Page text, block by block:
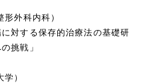
形外科内科）
に対する保存的治療法の基礎研
挑戦」
学）